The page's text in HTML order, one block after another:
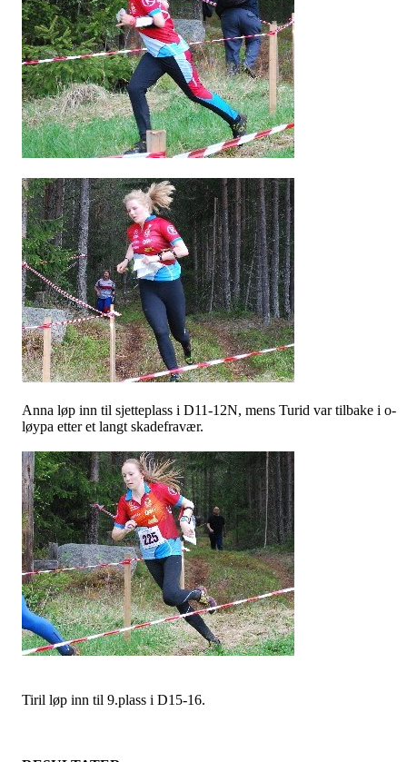
Anna løp inn til sjetteplass i D11-12N, mens Turid var tilbake i o-
løypa etter et langt skadefravær.
Tiril løp inn til 9.plass i D15-16.